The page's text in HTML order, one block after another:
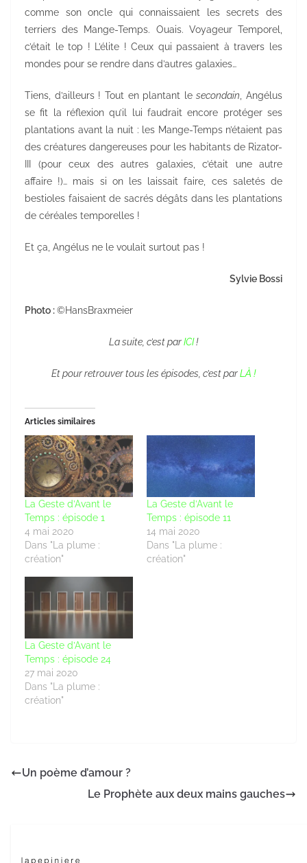
comme son oncle qui connaissaient les secrets des
terriers des Mange-Temps. Ouais. Voyageur Temporel,
c’était le top ! L’élite ! Ceux qui passaient à travers les
mondes pour se rendre dans d’autres galaxies…
Tiens, d’ailleurs ! Tout en plantant lesecondain , Angélus
se fit la réflexion qu’il lui faudrait encore protéger ses
plantations avant la nuit : les Mange-Temps n’étaient pas
des créatures dangereuses pour les habitants de Rizator-
III (pour ceux des autres galaxies, c’était une autre
affaire !)… mais si on les laissait faire, ces saletés de
bestioles faisaient de sacrés dégâts dans les plantations
de céréales temporelles !
Et ça, Angélus ne le voulait surtout pas !
Sylvie Bossi
Photo :©HansBraxmeier
La suite, c’est parICI!
Et pour retrouver tous les épisodes, c’est parLÀ !
Articles similaires
La Geste d’Avant le
Temps : épisode 1
4 mai 2020
Dans "La plume :
création"
La Geste d’Avant le
Temps : épisode 11
14 mai 2020
Dans "La plume :
création"
La Geste d’Avant le
Temps : épisode 24
27 mai 2020
Dans "La plume :
création"
Un poème d’amour ?
Le Prophète aux deux mains gauches